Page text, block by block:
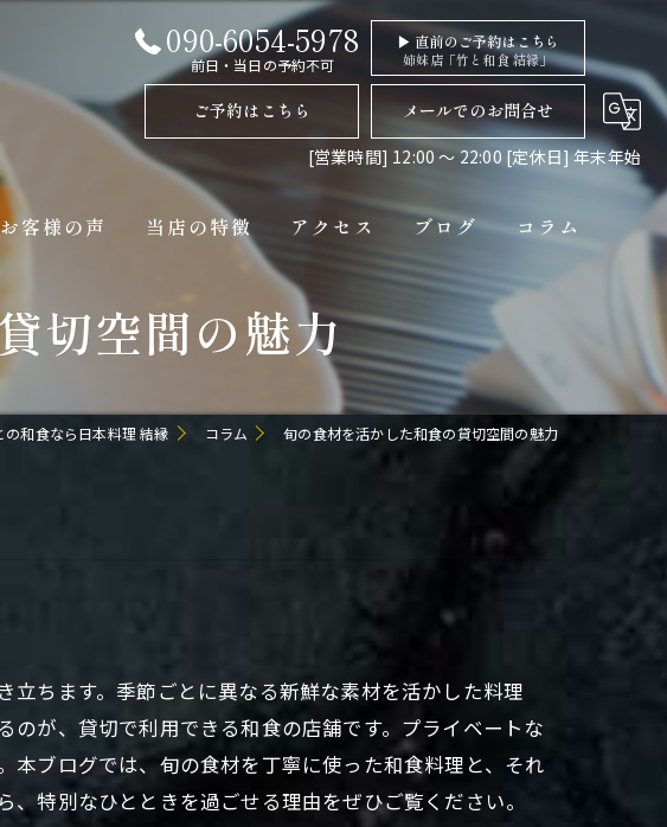
090-6054-5978
前日・当日の予約不可
▶ 直前のご予約はこちら
姉妹店「竹と和食 結縁」
ご予約はこちら
メールでのお問合せ
[営業時間] 12:00 〜 22:00 [定休日] 年末年始
お客様の声 当店の特徴
ディナー
ペット連れ
アクセス ブログ コラム
切空間の魅力
和食なら日本料理 結縁 コラム 旬の食材を活かした和食の貸切空間の魅力
ちます。季節ごとに異なる新鮮な素材を活かした料理
が、貸切で利用できる和食の店舗です。プライベートな
ブログでは、旬の食材を丁寧に使った和食料理と、それ
特別なひとときを過ごせる理由をぜひご覧ください。